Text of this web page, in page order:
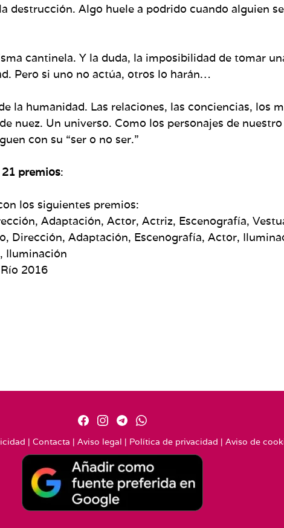
destrucción. Algo huele a podrido cuando alguien
cantinela. Y la duda, la imposibilidad de tomar
Pero si uno no actúa, otros lo harán…
la humanidad. Las relaciones, las conciencias, los
nuez. Un universo. Como los personajes de nuestro
con su “ser o no ser.”
premios:
los siguientes premios:
Adaptación, Actor, Actriz, Escenografía,
Dirección, Adaptación, Escenografía, Actor,
Iluminación
2016
| Contacta | Aviso legal | Política de privacidad | Aviso de